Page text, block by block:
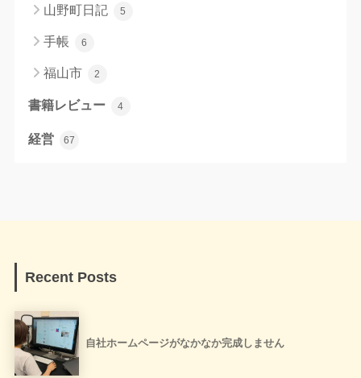
山野町日記 5
手帳 6
福山市 2
書籍レビュー 4
経営 67
Recent Posts
自社ホームページがなかなか完成しません